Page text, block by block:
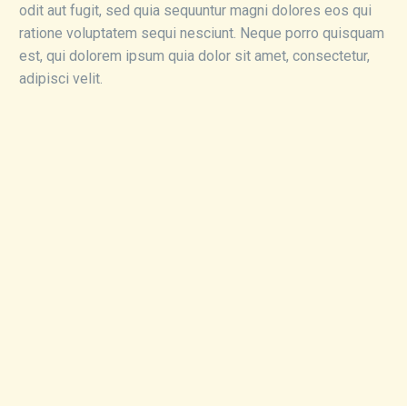
odit aut fugit, sed quia sequuntur magni dolores eos qui
ratione voluptatem sequi nesciunt. Neque porro quisquam
est, qui dolorem ipsum quia dolor sit amet, consectetur,
adipisci velit.